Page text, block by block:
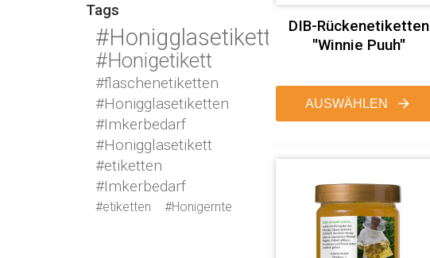
DIB-Rückenetiketten
"Winnie Puuh"
AUSWÄHLEN
Tags
#Honigglasetikett
#Honigetikett
#flaschenetiketten
#Honigglasetiketten
#Imkerbedarf
#Honigglasetikett
#etiketten
#Imkerbedarf
#etiketten #Honigernte